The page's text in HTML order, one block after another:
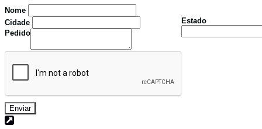
Nome
Cidade
Estado
Pedido
Enviar